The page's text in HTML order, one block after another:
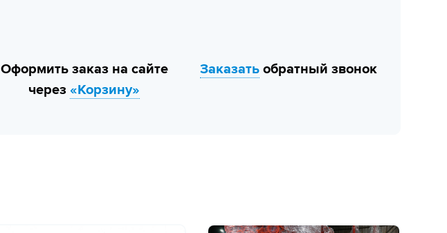
Оформить заказ на сайте
через «Корзину»
Заказатьобратный звонок